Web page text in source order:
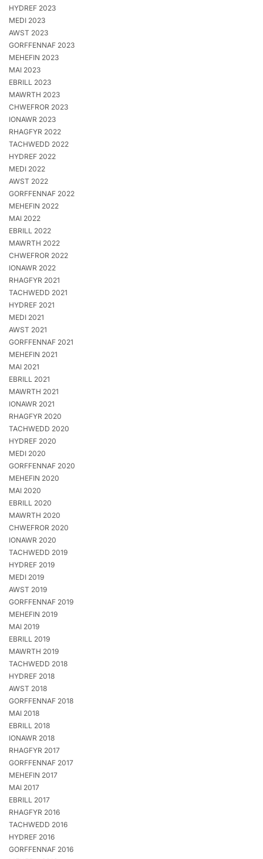
HYDREF 2023
MEDI 2023
AWST 2023
GORFFENNAF 2023
MEHEFIN 2023
MAI 2023
EBRILL 2023
MAWRTH 2023
CHWEFROR 2023
IONAWR 2023
RHAGFYR 2022
TACHWEDD 2022
HYDREF 2022
MEDI 2022
AWST 2022
GORFFENNAF 2022
MEHEFIN 2022
MAI 2022
EBRILL 2022
MAWRTH 2022
CHWEFROR 2022
IONAWR 2022
RHAGFYR 2021
TACHWEDD 2021
HYDREF 2021
MEDI 2021
AWST 2021
GORFFENNAF 2021
MEHEFIN 2021
MAI 2021
EBRILL 2021
MAWRTH 2021
IONAWR 2021
RHAGFYR 2020
TACHWEDD 2020
HYDREF 2020
MEDI 2020
GORFFENNAF 2020
MEHEFIN 2020
MAI 2020
EBRILL 2020
MAWRTH 2020
CHWEFROR 2020
IONAWR 2020
TACHWEDD 2019
HYDREF 2019
MEDI 2019
AWST 2019
GORFFENNAF 2019
MEHEFIN 2019
MAI 2019
EBRILL 2019
MAWRTH 2019
TACHWEDD 2018
HYDREF 2018
AWST 2018
GORFFENNAF 2018
MAI 2018
EBRILL 2018
IONAWR 2018
RHAGFYR 2017
GORFFENNAF 2017
MEHEFIN 2017
MAI 2017
EBRILL 2017
RHAGFYR 2016
TACHWEDD 2016
HYDREF 2016
GORFFENNAF 2016